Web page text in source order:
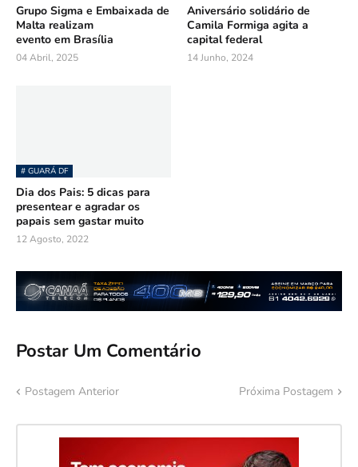
Grupo Sigma e Embaixada de
Malta realizam
evento em Brasília
04 Abril, 2025
Aniversário solidário de
Camila Formiga agita a
capital federal
14 Junho, 2024
# GUARÁ DF
Dia dos Pais: 5 dicas para
presentear e agradar os
papais sem gastar muito
12 Agosto, 2022
Postar Um Comentário
Postagem Anterior Próxima Postagem